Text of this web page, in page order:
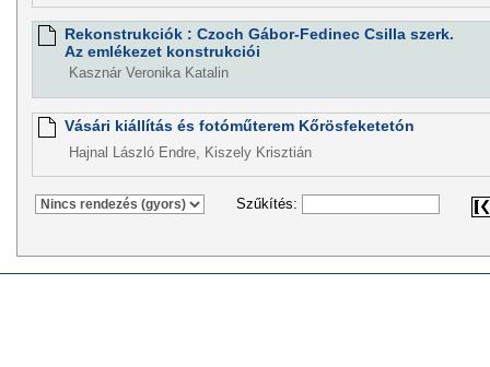
Rekonstrukciók : Czoch Gábor-Fedinec Csilla szerk.
Az emlékezet konstrukciói
Kasznár Veronika Katalin
Vásári kiállítás és fotóműterem Kőrösfeketetón
Hajnal László Endre, Kiszely Krisztián
Szűkítés: